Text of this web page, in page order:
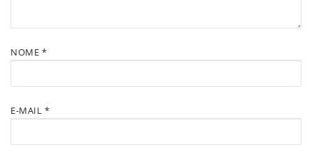
NOME *
E-MAIL *